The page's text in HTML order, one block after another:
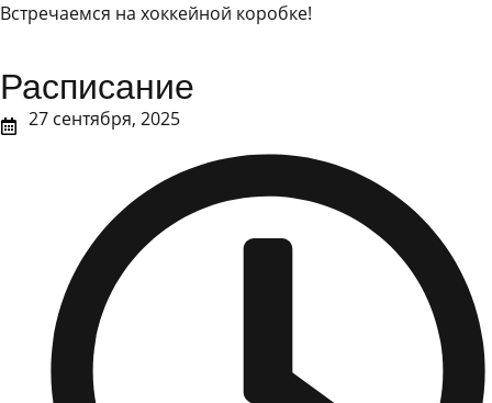
Встречаемся на хоккейной коробке!
Расписание
27 сентября, 2025